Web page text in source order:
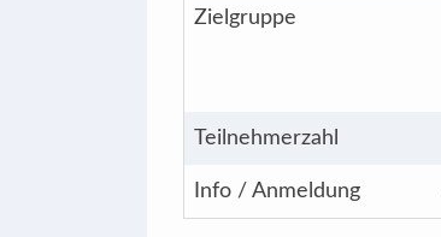
Zielgruppe
Teilnehmerzahl
Info / Anmeldung